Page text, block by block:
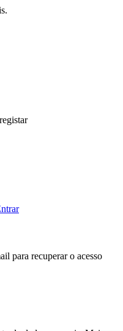
para recuperar o acesso